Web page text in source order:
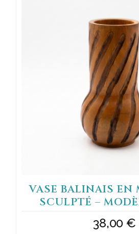
VASE BALINAIS EN
SCULPTÉ –
38,00 €